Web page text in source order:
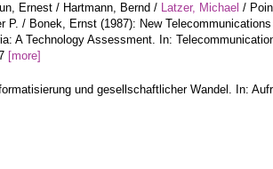
Ernest / Hartmann, Bernd / Latzer, Michael /
P. / Bonek, Ernst (1987): New Telecommunications
A Technology Assessment. In:
[more]
und gesellschaftlicher Wandel. In: